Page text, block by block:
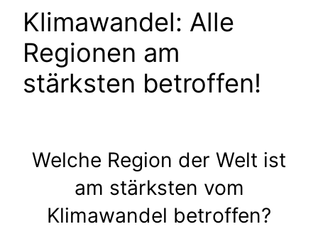
Klimawandel: Alle
Regionen am
stärksten betroffen!
Welche Region der Welt ist
am stärksten vom
Klimawandel betroffen?